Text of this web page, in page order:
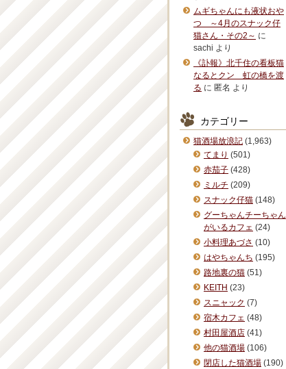
ムギちゃんにも液状おや
つ ～4月のスナック仔
猫さん・その2～ に
sachi より
《訃報》北千住の看板猫
なるとクン 虹の橋を渡
る に 匿名 より
カテゴリー
猫酒場放浪記 (1,963)
てまり (501)
赤茄子 (428)
ミルチ (209)
スナック仔猫 (148)
グーちゃんチーちゃん
がいるカフェ (24)
小料理あづさ (10)
はやちゃんち (195)
路地裏の猫 (51)
KEITH (23)
スニャック (7)
宿木カフェ (48)
村田屋酒店 (41)
他の猫酒場 (106)
閉店した猫酒場 (190)